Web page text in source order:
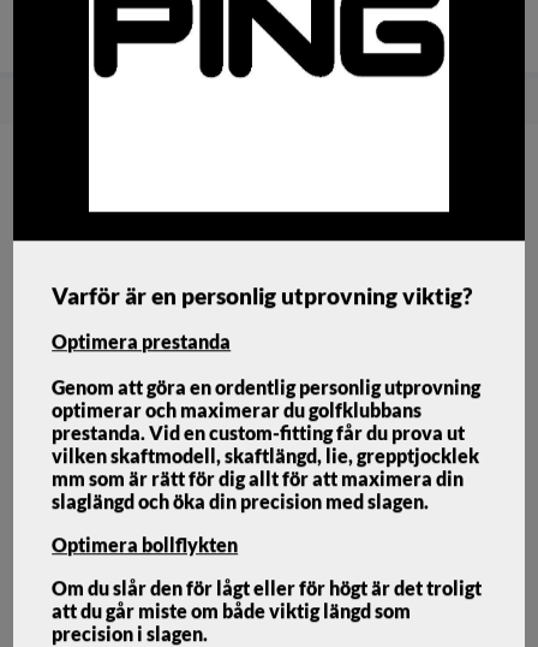
Varför är en personlig utprovning viktig?
Optimera prestanda
Genom att göra en ordentlig personlig utprovning
optimerar och maximerar du golfklubbans
prestanda. Vid en custom-fitting får du prova ut
vilken skaftmodell, skaftlängd, lie, grepptjocklek
mm som är rätt för dig allt för att maximera din
slaglängd och öka din precision med slagen.
Optimera bollflykten
Om du slår den för lågt eller för högt är det troligt
att du går miste om både viktig längd som
precision i slagen.